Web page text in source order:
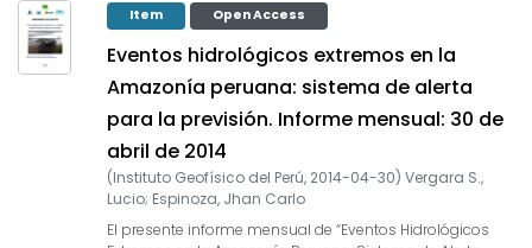
estacional que permita prever los impactos de los
eventos hidrológicos extremos en la sociedad de la
Amazonía peruana. Durante los últimos años, estudios
científicos han evidenciado la influencia de la
temperatura superficial del mar (SST) anómalos de
algunas regiones oceánicas circundantes en la
ocurrencia de eventos hidrológicos extremos en la
amazónica peruana, como es descrito en Espinoza et al.
(2009, 2011, 2012 y 2013) y Yoon & Zeng (2010), así como
en Lavado et al. (2012), entre otros. En este séptimo
informe mensual correspondiente al mes de marzo 2014,
Item Open Access
Eventos hidrológicos extremos en la
Amazonía peruana: sistema de alerta
para la previsión. Informe mensual: 30 de
abril de 2014
(Instituto Geofísico del Perú, 2014-04-30) Vergara S.,
Lucio; Espinoza, Jhan Carlo
El presente informe mensual de “Eventos Hidrológicos